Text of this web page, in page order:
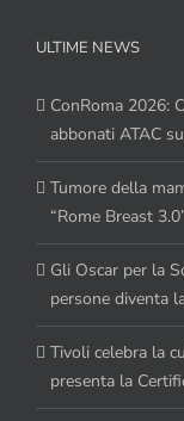
ULTIME NEWS
ConRoma 2026:
abbonati ATAC
Tumore della
“Rome Breast
Gli Oscar per la
persone diventa
Tivoli celebra la
presenta la